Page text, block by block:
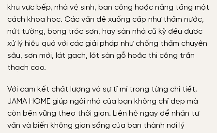
khu vực bếp, nhà vệ sinh, ban công hoặc nâng tầng một
cách khoa học. Các vấn đề xuống cấp như thấm nước,
nứt tường, bong tróc sơn, hay sàn nhà cũ kỹ đều được
xử lý hiệu quả với các giải pháp như chống thấm chuyên
sâu, sơn mới, lát gạch, lót sàn gỗ hoặc thi công trần
thạch cao.
Với cam kết chất lượng và sự tỉ mỉ trong từng chi tiết,
JAMA HOME giúp ngôi nhà của bạn không chỉ đẹp mà
còn bền vững theo thời gian. Liên hệ ngay để nhận tư
vấn và biến không gian sống của bạn thành nơi lý